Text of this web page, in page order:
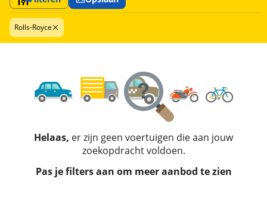
Rolls-Royce
Helaas, er zijn geen voertuigen die aan jouw
zoekopdracht voldoen.
Pas je filters aan om meer aanbod te zien